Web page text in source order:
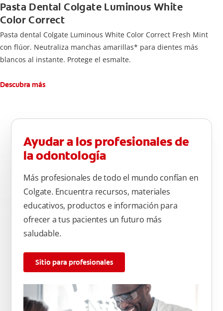
Pasta Dental Colgate Luminous White
Color Correct
Pasta dental Colgate Luminous White Color Correct Fresh Mint
con flúor. Neutraliza manchas amarillas* para dientes más
blancos al instante. Protege el esmalte.
Descubra más
Ayudar a los profesionales de
la odontología
Más profesionales de todo el mundo confían en
Colgate. Encuentra recursos, materiales
educativos, productos e información para
ofrecer a tus pacientes un futuro más
saludable.
Sitio para profesionales